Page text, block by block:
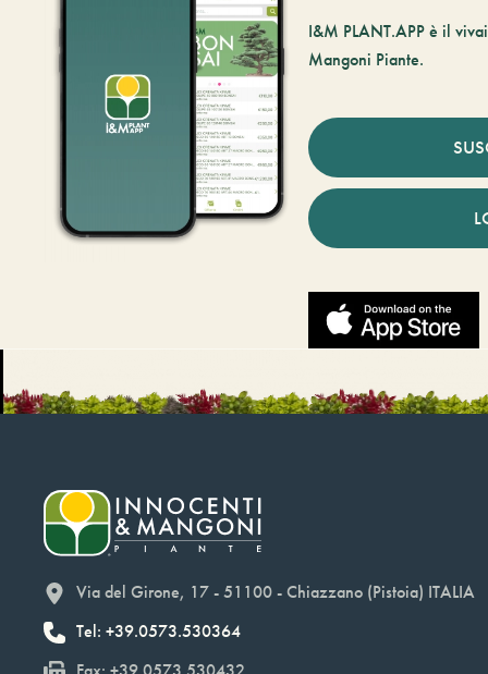
I&M PLANT.APP è il
Mangoni Piante.
Via del Girone, 17 - 51100 - Chiazzano (Pistoia) ITALIA
Tel: +39.0573.530364